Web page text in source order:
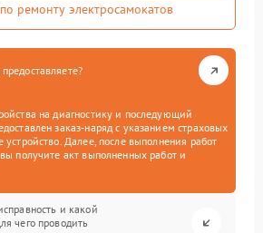
ремонту электросамокатов
на диагностику и последующий
заказ-наряд с указанием страховых
устройство. Далее, после выполнения работ
получите акт выполненных работ и
и какой
чего проводить